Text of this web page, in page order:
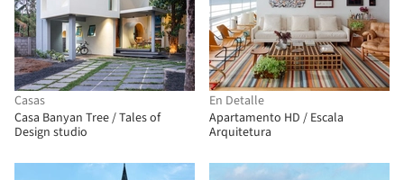
Casas
Casa Banyan Tree / Tales of
Design studio
En Detalle
Apartamento HD / Escala
Arquitetura